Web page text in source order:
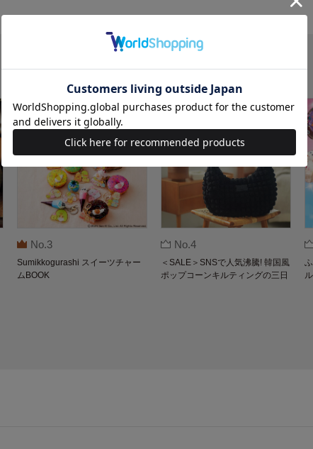
No.3
Sumikkogurashi スイーツチャー
ムBOOK
No.4
＜SALE＞SNSで人気沸騰! 韓国風
ポップコーンキルティングの三日